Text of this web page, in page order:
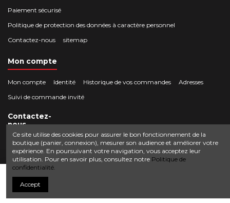
Paiement sécurisé
Politique de protection des données à caractère personnel
Contactez-nous
sitemap
Mon compte
Mon compte Identité Historique de vos commandes
Adresses
Suivi de commande invité
Contactez-
nous
Crocbois-motoculture.com
50 route de Villefort 48800 Pied-de-Borne
0624436257
contact@crocbois-motoculture.com
© Copyright 2025 Crocbois-motoculture.com. All Rights Reserved.
Ce site utilise des cookies pour assurer le bon fonctionnement de la
boutique (panier, connexion), mesurer son audience et améliorer votre
expérience. En poursuivant votre navigation, vous acceptez leur
utilisation. Pour en savoir plus, consultez notre Politique de
confidentialité.
Accept